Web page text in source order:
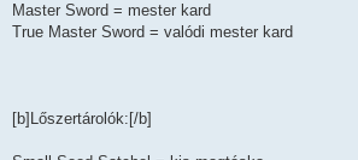
Master Sword = mester kard
True Master Sword = valódi mester kard
[b]Lőszertárolók:[/b]